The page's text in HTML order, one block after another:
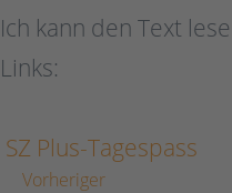
Ich kann den Text
Links:
SZ Plus-Tagespass
Vorheriger